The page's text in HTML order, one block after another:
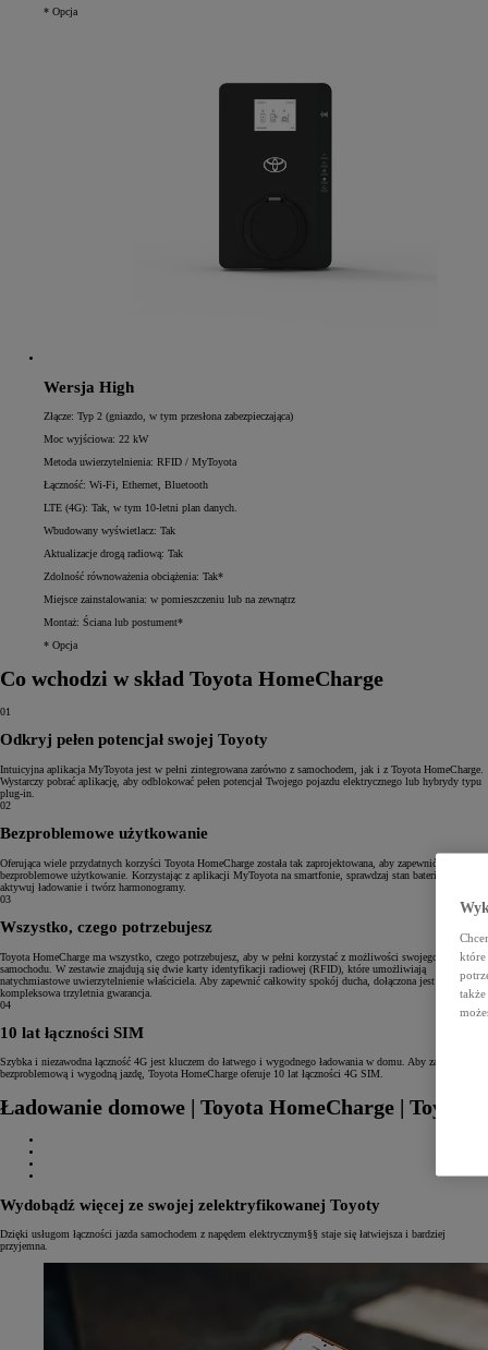
* Opcja
Wersja High
Złącze: Typ 2 (gniazdo, w tym przesłona zabezpieczająca)
Moc wyjściowa: 22 kW
Metoda uwierzytelnienia: RFID / MyToyota
Łączność: Wi-Fi, Ethernet, Bluetooth
LTE (4G): Tak, w tym 10-letni plan danych.
Wbudowany wyświetlacz: Tak
Aktualizacje drogą radiową: Tak
Zdolność równoważenia obciążenia: Tak*
Miejsce zainstalowania: w pomieszczeniu lub na zewnątrz
Montaż: Ściana lub postument*
* Opcja
Co wchodzi w skład Toyota HomeCharge
01
Odkryj pełen potencjał swojej Toyoty
Intuicyjna aplikacja MyToyota jest w pełni zintegrowana zarówno z samochodem, jak i z Toyota HomeCharge.
Wystarczy pobrać aplikację, aby odblokować pełen potencjał Twojego pojazdu elektrycznego lub hybrydy typu
plug-in.
02
Bezproblemowe użytkowanie
Oferująca wiele przydatnych korzyści Toyota HomeCharge została tak zaprojektowana, aby zapewnić
bezproblemowe użytkowanie. Korzystając z aplikacji MyToyota na smartfonie, sprawdzaj stan baterii, zdalnie
aktywuj ładowanie i twórz harmonogramy.
03
Wszystko, czego potrzebujesz
Toyota HomeCharge ma wszystko, czego potrzebujesz, aby w pełni korzystać z możliwości swojego
samochodu. W zestawie znajdują się dwie karty identyfikacji radiowej (RFID), które umożliwiają
natychmiastowe uwierzytelnienie właściciela. Aby zapewnić całkowity spokój ducha, dołączona jest również
kompleksowa trzyletnia gwarancja.
04
10 lat łączności SIM
Szybka i niezawodna łączność 4G jest kluczem do łatwego i wygodnego ładowania w domu. Aby zapewnić
bezproblemową i wygodną jazdę, Toyota HomeCharge oferuje 10 lat łączności 4G SIM.
Ładowanie domowe | Toyota HomeCharge | Toyota
Wydobądź więcej ze swojej zelektryfikowanej Toyoty
Dzięki usługom łączności jazda samochodem z napędem elektrycznym§§ staje się łatwiejsza i bardziej
przyjemna.
które